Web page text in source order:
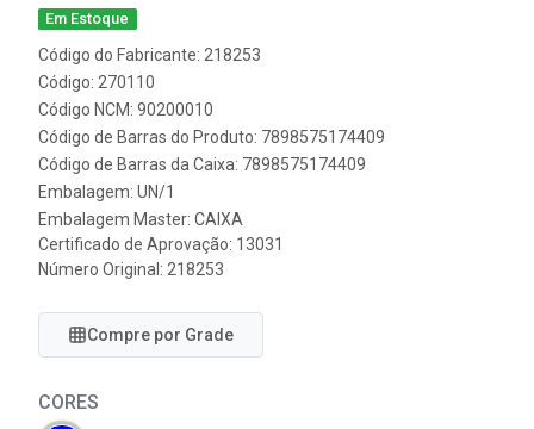
Em Estoque
Código do Fabricante: 218253
Código: 270110
Código NCM: 90200010
Código de Barras do Produto: 7898575174409
Código de Barras da Caixa: 7898575174409
Embalagem: UN/1
Embalagem Master: CAIXA
Certificado de Aprovação: 13031
Número Original: 218253
Compre por Grade
CORES